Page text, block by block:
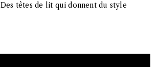
Des têtes de lit qui donnent du style